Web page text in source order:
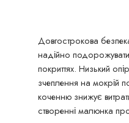
Довгострокова
надійно подорожувати
покриттях. Низький
зчеплення на мокрій
коченню знижує
створенні малюнка